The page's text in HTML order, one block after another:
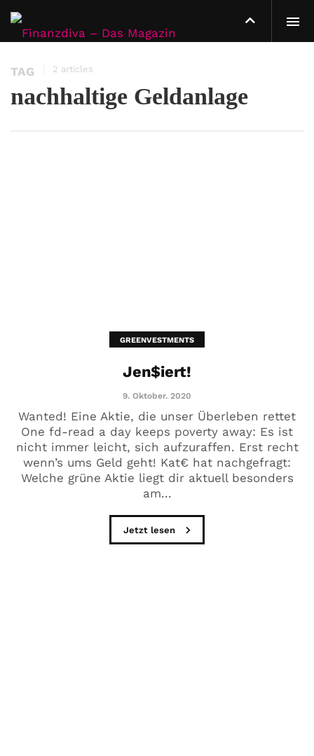
TAG 2 articles
nachhaltige Geldanlage
GREENVESTMENTS
Jen$iert!
9. Oktober. 2020
Wanted! Eine Aktie, die unser Überleben rettet
One fd-read a day keeps poverty away: Es ist
nicht immer leicht, sich aufzuraffen. Erst recht
wenn’s ums Geld geht! Kat€ hat nachgefragt:
Welche grüne Aktie liegt dir aktuell besonders
am...
Jetzt lesen